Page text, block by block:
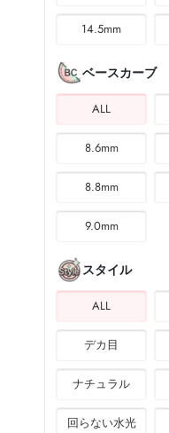
14.5mm
ベースカーブ
ALL
8.6mm
8.8mm
9.0mm
スタイル
ALL
デカ目
ナチュラル
回らない水光